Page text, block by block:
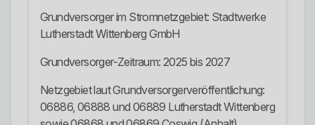
Grundversorger im Stromnetzgebiet: Stadtwerke
Lutherstadt Wittenberg GmbH
Grundversorger-Zeitraum: 2025 bis 2027
Netzgebiet laut Grundversorgerveröffentlichung:
06886, 06888 und 06889 Lutherstadt Wittenberg